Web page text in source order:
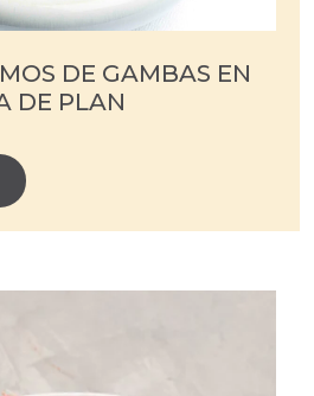
DE GAMBAS EN
DE PLAN